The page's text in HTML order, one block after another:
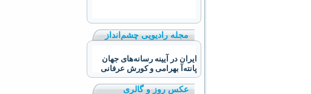
مجله رادیویی چشم‌انداز
ایران در آیینه رسانه‌های جهان
پانته‌آ بهرامی و کورش عرفانی
عکس روز و گالری